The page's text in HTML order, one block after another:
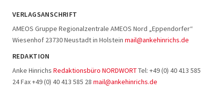
VERLAGSANSCHRIFT
AMEOS Gruppe Regionalzentrale AMEOS Nord „Eppendorfer“
Wiesenhof 23730 Neustadt in Holstein mail@ankehinrichs.de
REDAKTION
Anke Hinrichs Redaktionsbüro NORDWORTTel: +49 (0) 40 413 585
24 Fax +49 (0) 40 413 585 28 mail@ankehinrichs.de